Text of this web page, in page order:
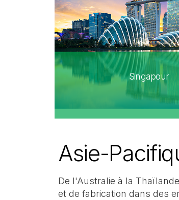
Singapour
Asie-
De l'Australie à la
et de fabrication dans des